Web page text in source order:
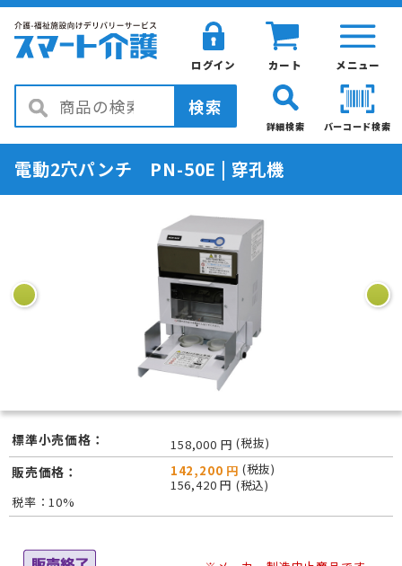
メニュー
カート
ログイン
検索
バーコード検索
詳細検索
電動2穴パンチ PN-50E | 穿孔機
標準小売価格： 158,000 円 (税抜)
販売価格： 142,200 円 (税抜)
156,420 円 (税込)
税率：10%